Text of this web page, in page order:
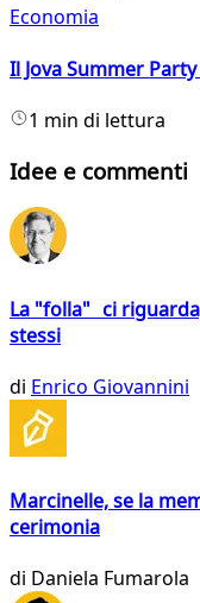
Economia
Il Jova Summer
1 min di lettura
Idee e commenti
La "folla" ci
stessi
di Enrico Giovannini
Marcinelle, se la
cerimonia
di Daniela Fumarola